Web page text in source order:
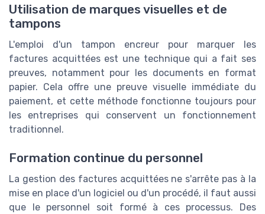
Utilisation de marques visuelles et de
tampons
L'emploi d'un tampon encreur pour marquer les
factures acquittées est une technique qui a fait ses
preuves, notamment pour les documents en format
papier. Cela offre une preuve visuelle immédiate du
paiement, et cette méthode fonctionne toujours pour
les entreprises qui conservent un fonctionnement
traditionnel.
Formation continue du personnel
La gestion des factures acquittées ne s'arrête pas à la
mise en place d'un logiciel ou d'un procédé, il faut aussi
que le personnel soit formé à ces processus. Des